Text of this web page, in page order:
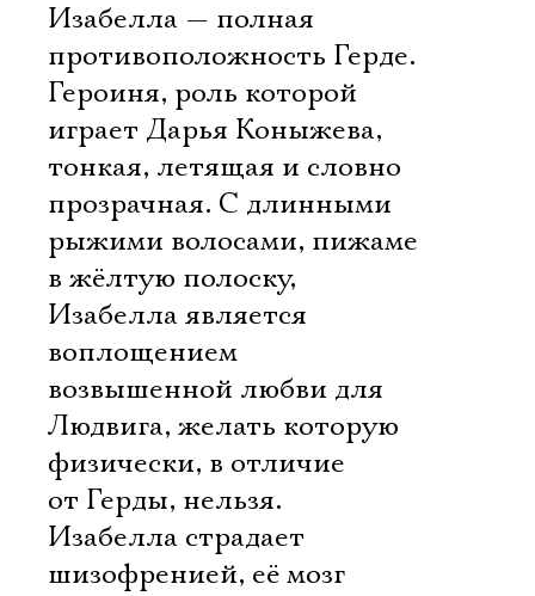
Изабелла — полная
противоположность Герде.
Героиня, роль которой
играет Дарья Коныжева,
тонкая, летящая и словно
прозрачная. С длинными
рыжими волосами, пижаме
в жёлтую полоску,
Изабелла является
воплощением
возвышенной любви для
Людвига, желать которую
физически, в отличие
от Герды, нельзя.
Изабелла страдает
шизофренией, её мозг